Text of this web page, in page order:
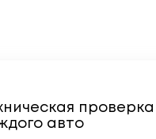
проверка
авто